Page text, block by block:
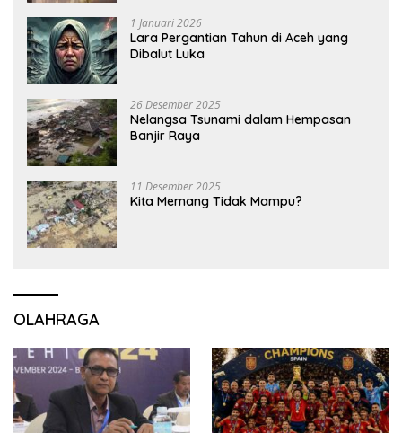
1 Januari 2026
Lara Pergantian Tahun di Aceh yang
Dibalut Luka
26 Desember 2025
Nelangsa Tsunami dalam Hempasan
Banjir Raya
11 Desember 2025
Kita Memang Tidak Mampu?
OLAHRAGA